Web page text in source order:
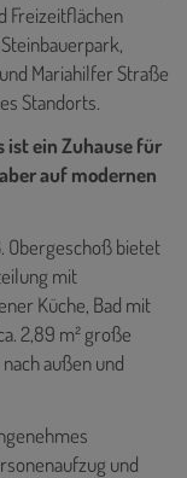
Freizeitflächen
Mariahilfer Straße
Standorts.
ist ein Zuhause für
auf modernen
Obergeschoß bietet
mit
Küche, Bad mit
2,89 m² große
außen und
und